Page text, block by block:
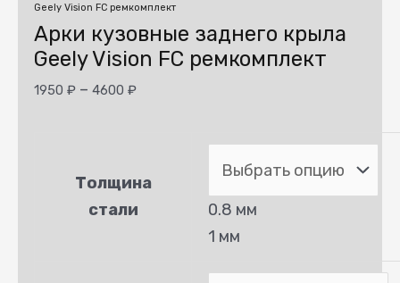
Geely Vision FC ремкомплект
Арки кузовные заднего крыла
Geely Vision FC ремкомплект
1950₽ –4600₽
Толщина
стали
0.8 мм
1 мм